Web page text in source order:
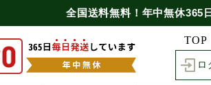
全国送料無料！年中無休365
TOP
ロ